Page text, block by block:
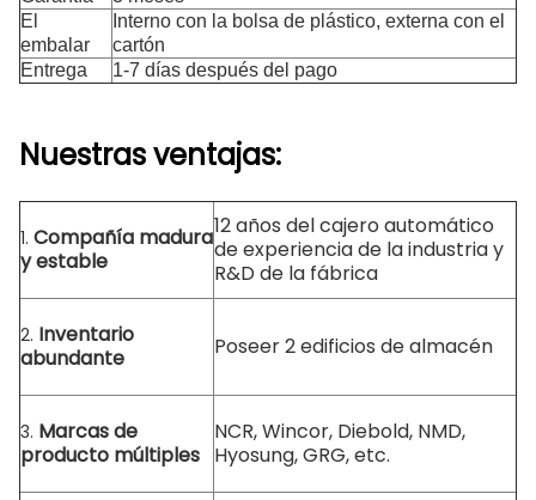
El
embalar
Interno con la bolsa de plástico, externa con el
cartón
Entrega
1-7 días después del pago
Nuestras ventajas:
1. Compañía madura
y estable
12 años del cajero automático
de experiencia de la industria y
R&D de la fábrica
2. Inventario
abundante
Poseer 2 edificios de almacén
3. Marcas de
producto múltiples
NCR, Wincor, Diebold, NMD,
Hyosung, GRG, etc.